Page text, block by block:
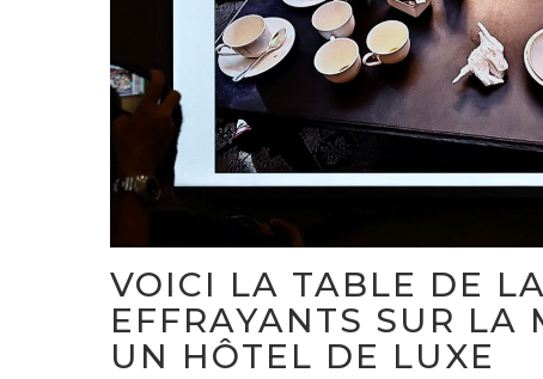
VOICI LA TABLE DE
EFFRAYANTS SUR LA
UN HÔTEL DE LUXE